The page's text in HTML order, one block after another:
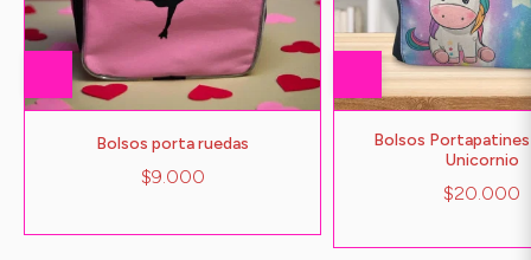
Bolsos porta ruedas
$9.000
Bolsos
Unicornio
$20.000